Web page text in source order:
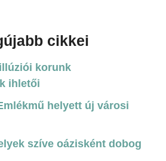
cikkei
korunk
ihletői
helyett új városi
szíve oázisként dobog